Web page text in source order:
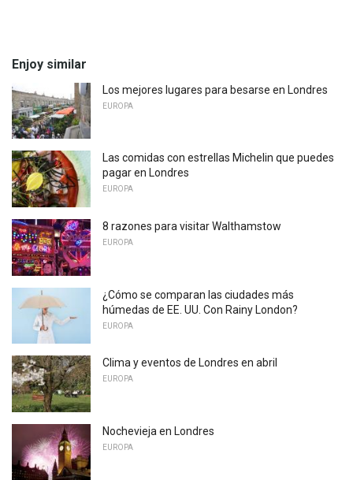
Enjoy similar
Los mejores lugares para besarse en Londres
EUROPA
Las comidas con estrellas Michelin que puedes
pagar en Londres
EUROPA
8 razones para visitar Walthamstow
EUROPA
¿Cómo se comparan las ciudades más
húmedas de EE. UU. Con Rainy London?
EUROPA
Clima y eventos de Londres en abril
EUROPA
Nochevieja en Londres
EUROPA